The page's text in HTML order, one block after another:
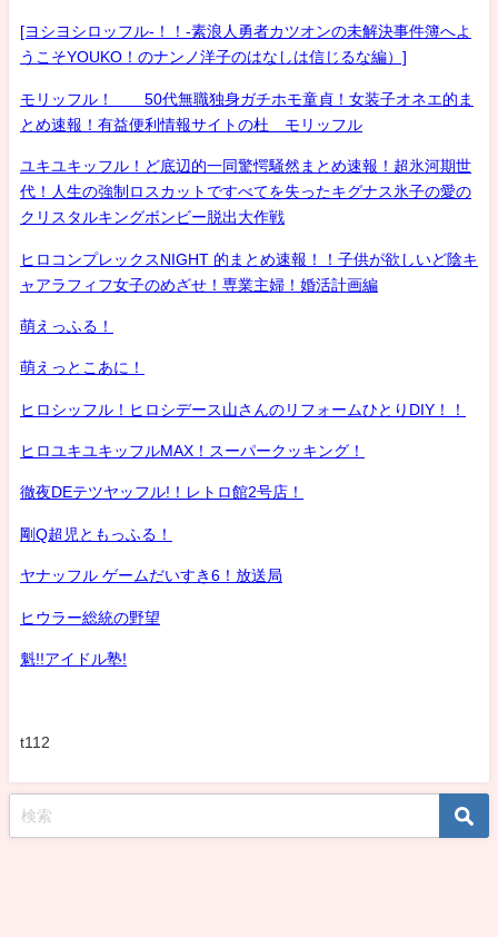
[ヨシヨシロッフル-！！-素浪人勇者カツオンの未解決事件簿へよ
うこそYOUKO！のナンノ洋子のはなしは信じるな編）]
モリッフル！ 50代無職独身ガチホモ童貞！女装子オネエ的ま
とめ速報！有益便利情報サイトの杜 モリッフル
ユキユキッフル！ど底辺的一同驚愕騒然まとめ速報！超氷河期世
代！人生の強制ロスカットですべてを失ったキグナス氷子の愛の
クリスタルキングボンビー脱出大作戦
ヒロコンプレックスNIGHT 的まとめ速報！！子供が欲しいど陰キ
ャアラフィフ女子のめざせ！専業主婦！婚活計画編
萌えっふる！
萌えっとこあに！
ヒロシッフル！ヒロシデース山さんのリフォームひとりDIY！！
ヒロユキユキッフルMAX！スーパークッキング！
徹夜DEテツヤッフル!！レトロ館2号店！
剛Q超児ともっふる！
ヤナッフル ゲームだいすき6！放送局
ヒウラー総統の野望
魁!!アイドル塾!
t112